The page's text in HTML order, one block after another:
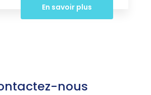
En savoir plus
nous